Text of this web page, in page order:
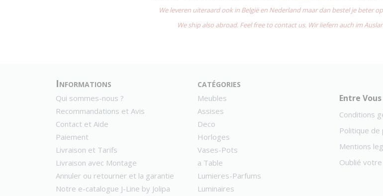
We leveren uiteraard ook in België en Nederland maar dan bestel je beter
We ship also abroad. Feel free to contact us. Wir liefern auch im
Informations
Qui sommes-nous ?
Recommandations et Avis
Contact et Aide
Paiement
Livraison et Tarifs
Livraison avec Montage
Annuler ou retourner et la garantie
Notre e-catalogue J-Line by Jolipa
catégories
Meubles
Assises
Deco
Horloges
Vases-Pots
a Table
Lumieres-Parfums
Luminaires
Entre
Conditions
Politique
Mentions
Oublié